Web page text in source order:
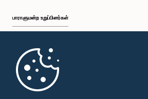
பாராளுமன்ற உறுப்பினர்கள்
முதற்பக்கம்
பாராளுமன்ற கையடக்க செயலி